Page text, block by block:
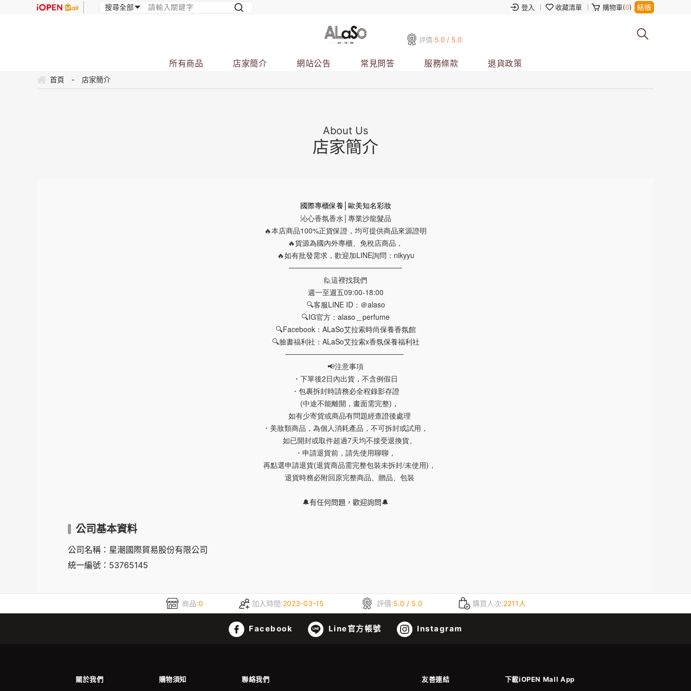
登入 收藏清單 購物車(0) 結帳
評價:5.0 / 5.0
所有商品 店家簡介 網站公告 常見問答 服務條款 退貨政策
首頁 - 店家簡介
About Us
店家簡介
國際專櫃保養│歐美知名彩妝
沁心香氛香水│專業沙龍髮品
🔥本店商品100%正貨保證，均可提供商品來源證明
🔥貨源為國內外專櫃、免稅店商品，
🔥如有批發需求，歡迎加LINE詢問：nikyyu
──────────────────────
🙋這裡找我們
週一至週五09:00-18:00
🔍客服LINE ID： ＠alaso
🔍IG官方： alaso＿perfume
🔍Facebook： ALaSo艾拉索時尚保養香氛館
🔍臉書福利社： ALaSo艾拉索x香氛保養福利社
───────────────────────
📢注意事項
・下單後2日內出貨，不含例假日
・包裹拆封時請務必全程錄影存證
    (中途不能離開，畫面需完整)，
    如有少寄貨或商品有問題經查證後處理
・美妝類商品，為個人消耗產品，不可拆封或試用，
    如已開封或取件超過7天均不接受退換貨。
・申請退貨前，請先使用聊聊，
    再點選申請退貨(退貨商品需完整包裝未拆封/未使用)，
    退貨時務必附回原完整商品、贈品、包裝
🔔有任何問題，歡迎詢問🔔
公司基本資料
公司名稱：星潮國際貿易股份有限公司
統一編號：53765145
商品:0 加入時間:2023-03-15 評價:5.0 / 5.0 購買人次:2211人
Facebook Line官方帳號 Instagram
關於我們 購物須知 聯絡我們 友善連結 下載iOPEN Mall App